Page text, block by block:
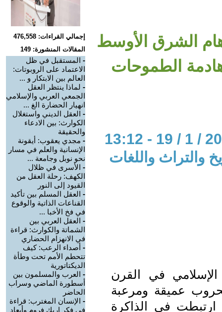
الشرق الأوسط
الطموحات
والتراث واللغات
في القرن
عميقة ومرعبة
في الذاكرة
إجمالي القراءات: 476,558
المقالات المنشورة: 149
- المستقبل في ظل
الاعتماد على الروبوتات:
العالم بين الابتكار و ...
- لماذا ينتظر العقل
الجمعي العربي والإسلامي
انهيار الحضارة الغ ...
- العقل الديني واستغلال
الكوارث: بين الادعاء
والحقيقة
- مجدي يعقوب: أيقونة
الإنسانية والعلم في مسار
نحو نوبل وجامعة ...
- الأسرى في ظلال
الكهف: رحلة العقل من
القيود إلى النور
- العقل المسلم بين تأكيد
القناعات الذاتية والوقوع
في فخ الأخبا ...
- العقل العربي بين
الشماتة والكوارث: قراءة
في الانهزام الحضاري
- أصداء الرعب: كيف
تتحطم الأمم تحت وطأة
الديكتاتورية
- العرب والمسلمون بين
أسطورة الماضي وسراب
الحاضر
- الإنسان المغترب: قراءة
في فكر إريك فروم وأبعاد